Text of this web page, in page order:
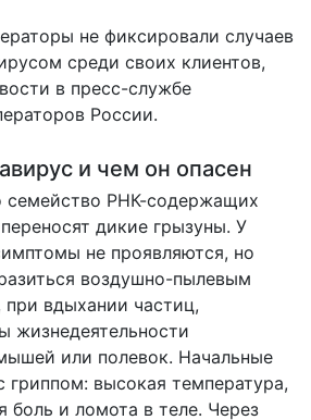
не фиксировали случаев
среди своих клиентов,
в пресс-службе
России.
и чем он опасен
семейство РНК-содержащих
дикие грызуны. У
не проявляются, но
воздушно-пылевым
вдыхании частиц,
жизнедеятельности
или полевок. Начальные
высокая температура,
боль и ломота в теле. Через